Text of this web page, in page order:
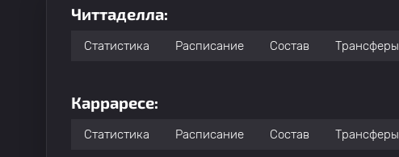
Читтаделла:
Статистика Расписание Состав Трансферы
Карраресе:
Статистика Расписание Состав Трансферы